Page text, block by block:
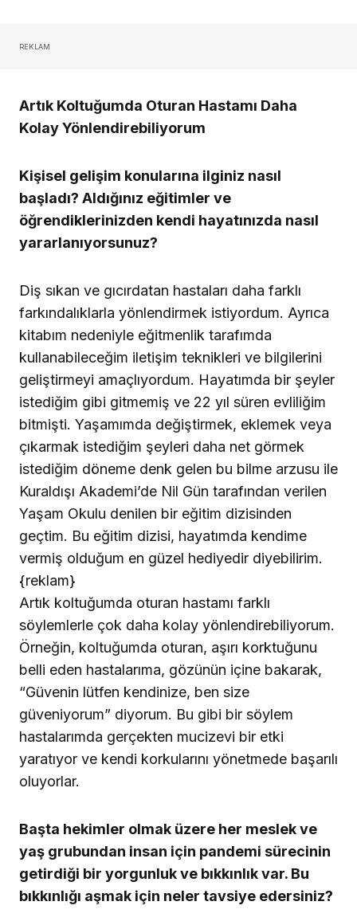
REKLAM
Artık Koltuğumda Oturan Hastamı Daha
Kolay Yönlendirebiliyorum
Kişisel gelişim konularına ilginiz nasıl
başladı? Aldığınız eğitimler ve
öğrendiklerinizden kendi hayatınızda nasıl
yararlanıyorsunuz?
Diş sıkan ve gıcırdatan hastaları daha farklı
farkındalıklarla yönlendirmek istiyordum. Ayrıca
kitabım nedeniyle eğitmenlik tarafımda
kullanabileceğim iletişim teknikleri ve bilgilerini
geliştirmeyi amaçlıyordum. Hayatımda bir şeyler
istediğim gibi gitmemiş ve 22 yıl süren evliliğim
bitmişti. Yaşamımda değiştirmek, eklemek veya
çıkarmak istediğim şeyleri daha net görmek
istediğim döneme denk gelen bu bilme arzusu ile
Kuraldışı Akademi’de Nil Gün tarafından verilen
Yaşam Okulu denilen bir eğitim dizisinden
geçtim. Bu eğitim dizisi, hayatımda kendime
vermiş olduğum en güzel hediyedir diyebilirim.
{reklam}
Artık koltuğumda oturan hastamı farklı
söylemlerle çok daha kolay yönlendirebiliyorum.
Örneğin, koltuğumda oturan, aşırı korktuğunu
belli eden hastalarıma, gözünün içine bakarak,
“Güvenin lütfen kendinize, ben size
güveniyorum” diyorum. Bu gibi bir söylem
hastalarımda gerçekten mucizevi bir etki
yaratıyor ve kendi korkularını yönetmede başarılı
oluyorlar.
Başta hekimler olmak üzere her meslek ve
yaş grubundan insan için pandemi sürecinin
getirdiği bir yorgunluk ve bıkkınlık var. Bu
bıkkınlığı aşmak için neler tavsiye edersiniz?